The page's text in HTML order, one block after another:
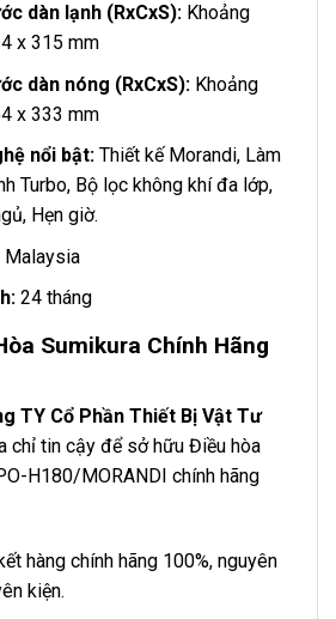
dàn lạnh (RxCxS):Khoảng
x 315 mm
dàn nóng (RxCxS):Khoảng
x 333 mm
nổi bật:Thiết kế Morandi, Làm
Turbo, Bộ lọc không khí đa lớp,
Hẹn giờ.
Malaysia
24 tháng
Sumikura Chính Hãng
TY Cổ Phần Thiết Bị Vật Tư
chỉ tin cậy để sở hữu Điều hòa
H180/MORANDI chính hãng
hàng chính hãng 100%, nguyên
kiện.